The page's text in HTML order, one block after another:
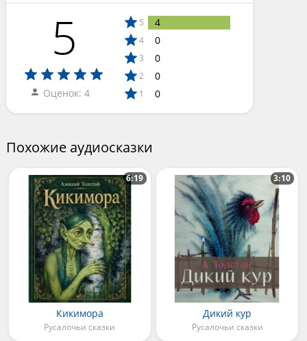
5
Оценок: 4
5 4
4 0
3 0
2 0
1 0
Похожие аудиосказки
Кикимора
Русалочьи сказки
6:19
Дикий кур
Русалочьи сказки
3:10